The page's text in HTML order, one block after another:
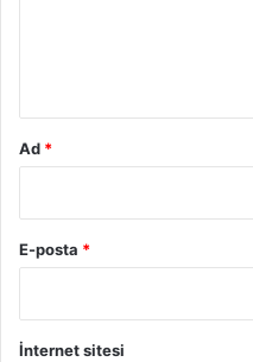
Ad *
E-posta *
İnternet sitesi